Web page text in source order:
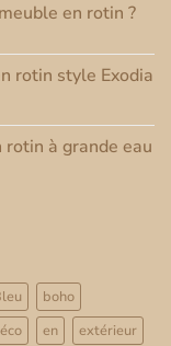
en rotin ?
rotin style Exodia
à grande eau
boho
en
extérieur